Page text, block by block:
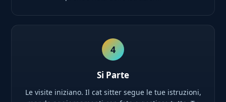
4
Si Parte
Le visite iniziano. Il cat sitter segue le tue istruzioni,